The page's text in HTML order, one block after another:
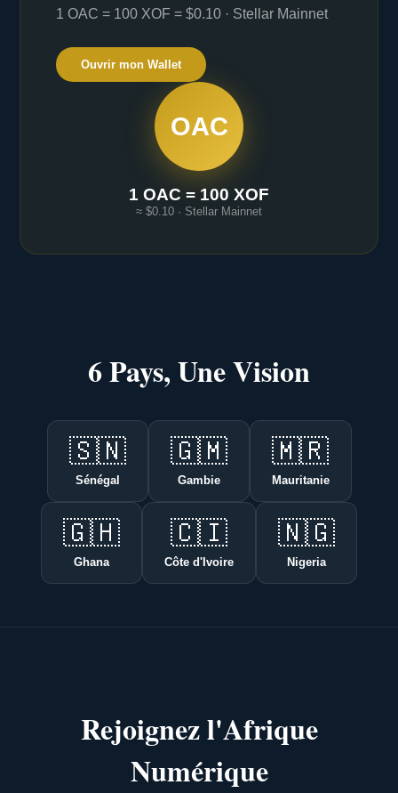
1 OAC = 100 XOF = $0.10 · Stellar Mainnet
Ouvrir mon Wallet
OAC
1 OAC = 100 XOF
≈ $0.10 · Stellar Mainnet
6 Pays, Une Vision
🇸🇳
Sénégal
🇬🇲
Gambie
🇲🇷
Mauritanie
🇬🇭
Ghana
🇨🇮
Côte d'Ivoire
🇳🇬
Nigeria
Rejoignez l'Afrique
Numérique